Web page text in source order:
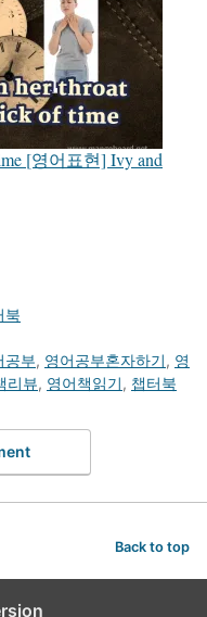
[영어표현] Ivy and
북
공부, 영어공부혼자하기, 영
리뷰, 영어책읽기, 챕터북
Back to top